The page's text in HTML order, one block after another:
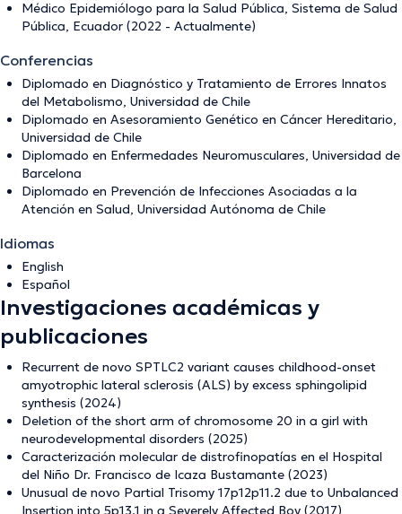
Médico Epidemiólogo para la Salud Pública, Sistema de Salud
Pública, Ecuador (2022 - Actualmente)
Conferencias
Diplomado en Diagnóstico y Tratamiento de Errores Innatos
del Metabolismo, Universidad de Chile
Diplomado en Asesoramiento Genético en Cáncer Hereditario,
Universidad de Chile
Diplomado en Enfermedades Neuromusculares, Universidad de
Barcelona
Diplomado en Prevención de Infecciones Asociadas a la
Atención en Salud, Universidad Autónoma de Chile
Idiomas
English
Español
Investigaciones académicas y
publicaciones
Recurrent de novo SPTLC2 variant causes childhood-onset
amyotrophic lateral sclerosis (ALS) by excess sphingolipid
synthesis (2024)
Deletion of the short arm of chromosome 20 in a girl with
neurodevelopmental disorders (2025)
Caracterización molecular de distrofinopatías en el Hospital
del Niño Dr. Francisco de Icaza Bustamante (2023)
Unusual de novo Partial Trisomy 17p12p11.2 due to Unbalanced
Insertion into 5p13.1 in a Severely Affected Boy (2017)